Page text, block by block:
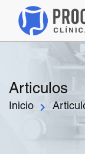
Articulos
Inicio